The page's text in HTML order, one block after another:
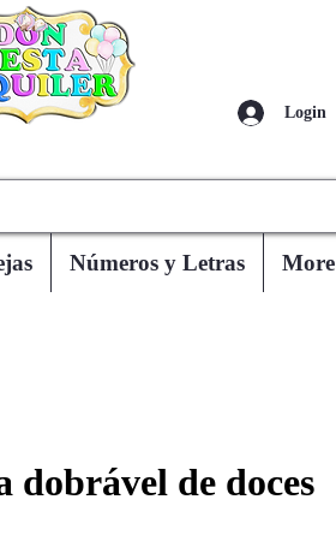
Login
Números y Letras More
dobrável de doces